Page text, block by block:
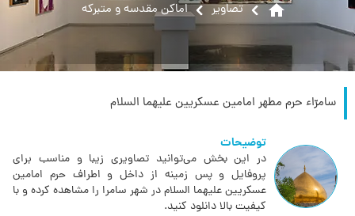
home تصاویر اماکن مقدسه و متبرکه
سامرّاء حرم مطهر امامین عسکریین علیهما السلام
توضیحات
در این بخش می‌توانید تصاویری زیبا و مناسب برای
پروفایل و پس زمینه از داخل و اطراف حرم امامین
عسکریین علیهما السلام در شهر سامرا را مشاهده کرده و با
کیفیت بالا دانلود کنید.